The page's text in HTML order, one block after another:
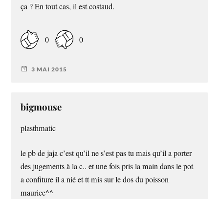
ça ? En tout cas, il est costaud.
0 0
3 MAI 2015
bigmouse
plasthmatic
le pb de jaja c’est qu’il ne s’est pas tu mais qu’il a porter
des jugements à la c.. et une fois pris la main dans le pot
a confiture il a nié et tt mis sur le dos du poisson
maurice^^